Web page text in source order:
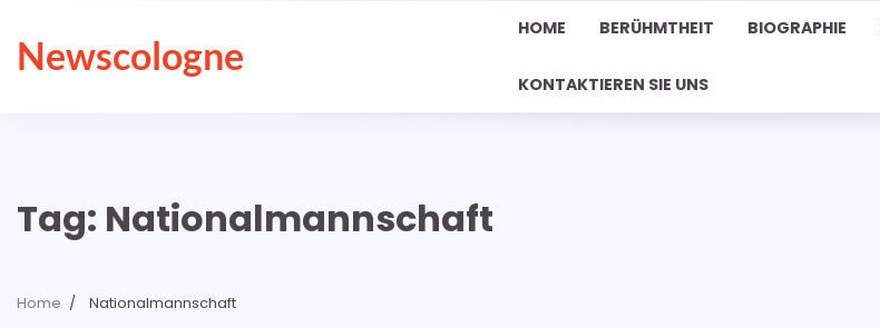
content
Newscologne
HOME BERÜHMTHEIT BIOGRAPHIE
KONTAKTIEREN SIE UNS
Tag: Nationalmannschaft
Home Nationalmannschaft